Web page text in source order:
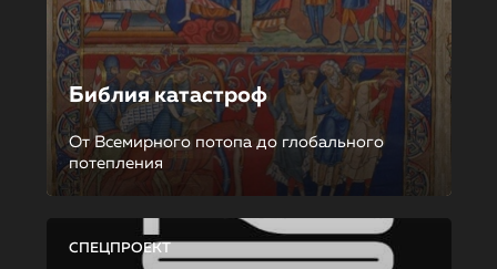
Библия катастроф
От Всемирного потопа до глобального
потепления
СПЕЦПРОЕКТ